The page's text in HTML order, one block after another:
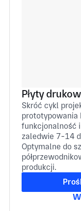
Płyty
Skróć cykl
prototypowania
funkcjonalność
zaledwie 7-14
Optymalne do
produkcji.